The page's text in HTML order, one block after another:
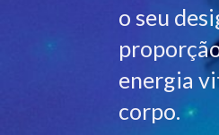
o seu
energia
corpo.